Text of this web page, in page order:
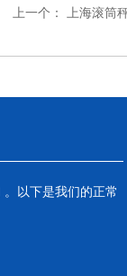
上一个： 上海滚筒
以下是我们的正常